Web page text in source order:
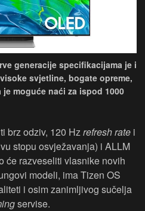
generacije specifikacijama je i
svjetline, bogate opreme,
je moguće naći za ispod 1000
brz odziv, 120 Hzrefresh rate i
stopu osvježavanja) i ALLM
će razveseliti vlasnike novih
modeli, ima Tizen OS
i osim zanimljivog sučelja
servise.